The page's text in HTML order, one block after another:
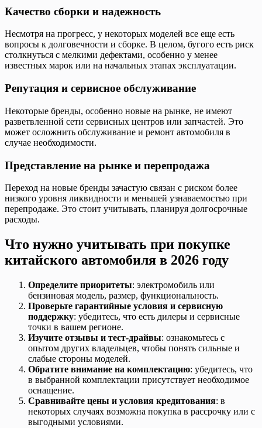
Качество сборки и надежность
Несмотря на прогресс, у некоторых моделей все еще есть
вопросы к долговечности и сборке. В целом, бугого есть риск
столкнуться с мелкими дефектами, особенно у менее
известных марок или на начальных этапах эксплуатации.
Репутация и сервисное обслуживание
Некоторые бренды, особенно новые на рынке, не имеют
разветвленной сети сервисных центров или запчастей. Это
может осложнить обслуживание и ремонт автомобиля в
случае необходимости.
Представление на рынке и перепродажа
Переход на новые бренды зачастую связан с риском более
низкого уровня ликвидности и меньшей узнаваемостью при
перепродаже. Это стоит учитывать, планируя долгосрочные
расходы.
Что нужно учитывать при покупке
китайского автомобиля в 2026 году
Определите приоритеты: электромобиль или
бензиновая модель, размер, функциональность.
Проверьте гарантийные условия и сервисную
поддержку: убедитесь, что есть дилеры и сервисные
точки в вашем регионе.
Изучите отзывы и тест-драйвы: ознакомьтесь с
опытом других владельцев, чтобы понять сильные и
слабые стороны моделей.
Обратите внимание на комплектацию: убедитесь, что
в выбранной комплектации присутствует необходимое
оснащение.
Сравнивайте цены и условия кредитования: в
некоторых случаях возможна покупка в рассрочку или с
выгодными условиями.